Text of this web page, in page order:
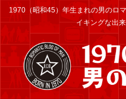
1970（昭和45）年生まれの男のロ
イキングな出